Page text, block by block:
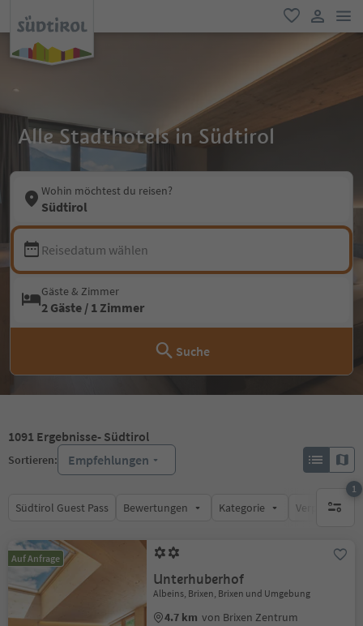
favorit
user link
Alle Stadthotels in Südtirol
Wohin möchtest du reisen?
Südtirol
Reisedatum wählen
Gäste & Zimmer
2 Gäste / 1 Zimmer
Suche
1091 Ergebnisse- Südtirol
Sortieren: Empfehlungen
Südtirol Guest Pass Bewertungen Kategorie
1
1
Auf Anfrage
Unterhuberhof
Albeins, Brixen, Brixen und Umgebung
4.7 km von Brixen Zentrum